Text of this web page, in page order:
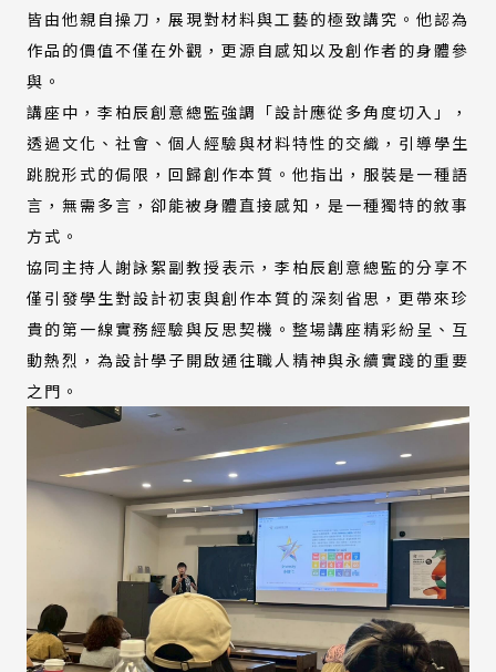
皆由他親自操刀，展現對材料與工藝的極致講究。他認為
作品的價值不僅在外觀，更源自感知以及創作者的身體參
與。
講座中，李柏辰創意總監強調「設計應從多角度切入」，
透過文化、社會、個人經驗與材料特性的交織，引導學生
跳脫形式的侷限，回歸創作本質。他指出，服裝是一種語
言，無需多言，卻能被身體直接感知，是一種獨特的敘事
方式。
協同主持人謝詠絮副教授表示，李柏辰創意總監的分享不
僅引發學生對設計初衷與創作本質的深刻省思，更帶來珍
貴的第一線實務經驗與反思契機。整場講座精彩紛呈、互
動熱烈，為設計學子開啟通往職人精神與永續實踐的重要
之門。